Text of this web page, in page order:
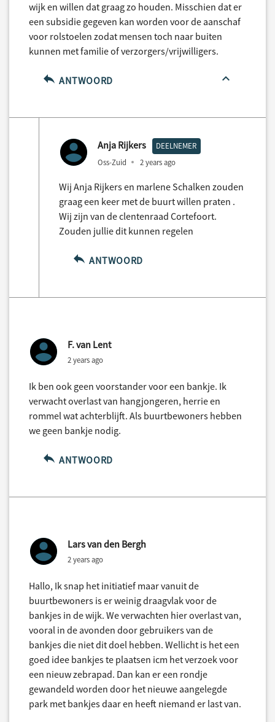
wijk en willen dat graag zo houden. Misschien dat er
een subsidie gegeven kan worden voor de aanschaf
voor rolstoelen zodat mensen toch naar buiten
kunnen met familie of verzorgers/vrijwilligers.
ANTWOORD
Anja Rijkers DEELNEMER
Oss-Zuid 2 years ago
Wij Anja Rijkers en marlene Schalken zouden
graag een keer met de buurt willen praten .
Wij zijn van de clentenraad Cortefoort.
Zouden jullie dit kunnen regelen
ANTWOORD
F. van Lent
2 years ago
Ik ben ook geen voorstander voor een bankje. Ik
verwacht overlast van hangjongeren, herrie en
rommel wat achterblijft. Als buurtbewoners hebben
we geen bankje nodig.
ANTWOORD
Lars van den Bergh
2 years ago
Hallo, Ik snap het initiatief maar vanuit de
buurtbewoners is er weinig draagvlak voor de
bankjes in de wijk. We verwachten hier overlast van,
vooral in de avonden door gebruikers van de
bankjes die niet dit doel hebben. Wellicht is het een
goed idee bankjes te plaatsen icm het verzoek voor
een nieuw zebrapad. Dan kan er een rondje
gewandeld worden door het nieuwe aangelegde
park met bankjes daar en heeft niemand er last van.